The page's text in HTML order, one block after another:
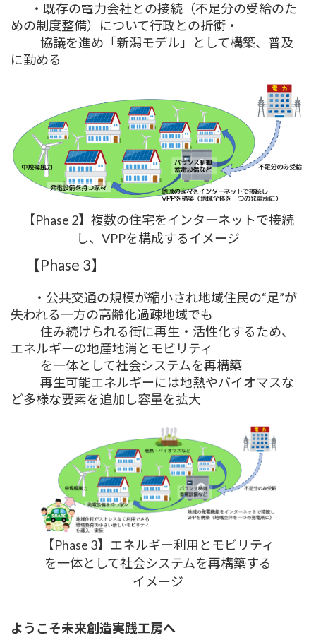
・既存の電力会社との接続（不足分の受給のた
めの制度整備）について行政との折衝・
協議を進め「新潟モデル」として構築、普及
に勤める
【Phase 2】複数の住宅をインターネットで接続
し、VPPを構成するイメージ
【Phase 3】
・公共交通の規模が縮小され地域住民の“足”が
失われる一方の高齢化過疎地域でも
住み続けられる街に再生・活性化するため、
エネルギーの地産地消とモビリティ
を一体として社会システムを再構築
再生可能エネルギーには地熱やバイオマスな
ど多様な要素を追加し容量を拡大
【Phase 3】エネルギー利用とモビリティ
を一体として社会システムを再構築する
イメージ
ようこそ未来創造実践工房へ